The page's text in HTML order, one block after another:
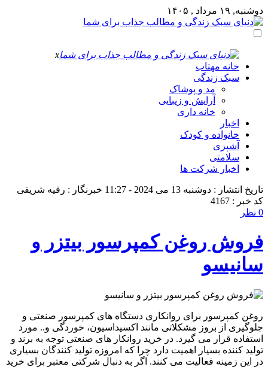
دوشنبه, ۱۹ مرداد , ۱۴۰۵
x
خانه مهتاب
سبک زندگی
مد و پوشاک
آرایش و زیبایی
خانه داری
اخبار
خانواده و کودک
آشپزی
سلامتی
اخبار شرکت ها
تاریخ انتشار : دوشنبه 13 می 2024 - 11:27
خبرنگار : رقیه شریفی
کد خبر : 4167
0 نظر
فروش روغن کمپرسور بیتزر و
سانیسو
روغن کمپرسور برای روانکاری دستگاه های کمپرسور صنعتی و
جلوگیری از بروز مشکلاتی مانند اکسیداسیون، خوردگی و.. مورد
استفاده قرار می گیرد. در خرید روانکار های صنعتی توجه به برند و
تولید کننده بسیار اهمیت دارد چرا که امروزه تولید کنندگان بسیاری
در این زمینه فعالیت می کنند. اگر به دنبال شرکتی معتبر برای خرید